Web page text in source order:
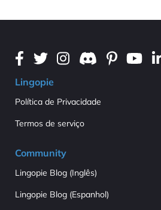
Lingopie
Política de Privacidade
Termos de serviço
Community
Lingopie Blog (Inglês)
Lingopie Blog (Espanhol)